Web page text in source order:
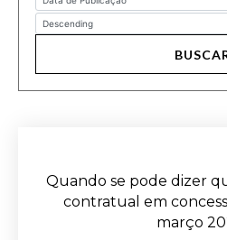
Quando se pode dizer
contratual em
março